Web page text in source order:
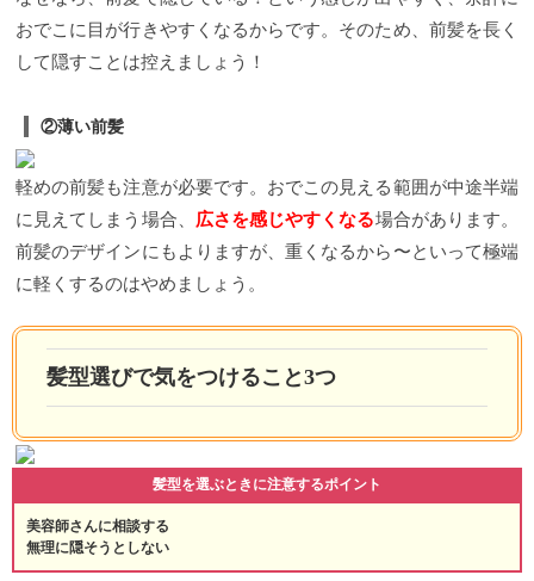
おでこに目が行きやすくなるからです。そのため、前髪を長く
して隠すことは控えましょう！
②薄い前髪
軽めの前髪も注意が必要です。おでこの見える範囲が中途半端
に見えてしまう場合、 広さを感じやすくなる場合があります。
前髪のデザインにもよりますが、重くなるから〜といって極端
に軽くするのはやめましょう。
髪型選びで気をつけること3つ
髪型を選ぶときに注意するポイント
美容師さんに相談する
無理に隠そうとしない